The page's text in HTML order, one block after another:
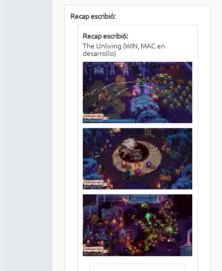
Recap escribió:
Recap escribió:
The Unliving (WIN, MAC en
desarrollo)